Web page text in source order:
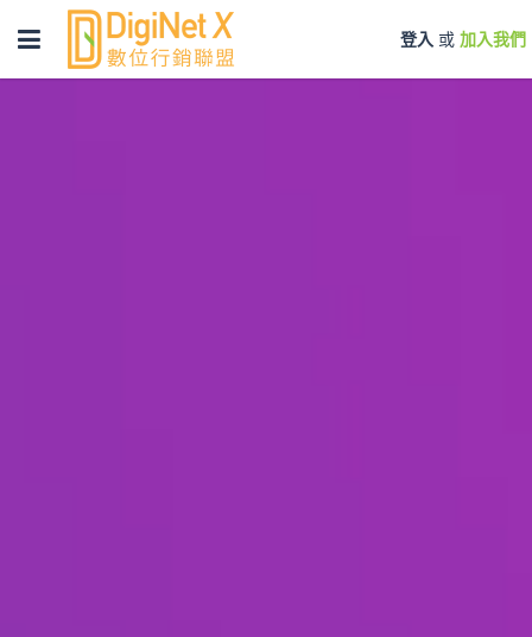
Toggle
navigation
登入 或 加入我們